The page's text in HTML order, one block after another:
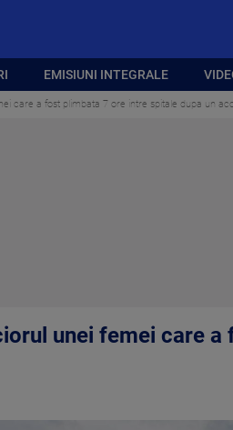
EMISIUNI INTEGRALE
care a fost plimbata 7 ore intre spitale dupa un
unei femei care